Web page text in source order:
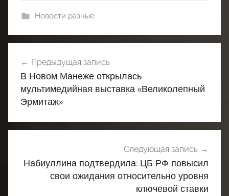
Новости разные
по
записям
Предыдущая запись
В Новом Манеже открылась
мультимедийная выставка «Великолепный
Эрмитаж»
Следующая запись
Набиуллина подтвердила: ЦБ РФ повысил
свои ожидания относительно уровня
ключевой ставки